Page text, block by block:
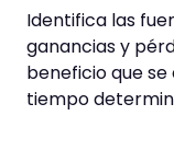
Identifica las
ganancias y
beneficio que
tiempo